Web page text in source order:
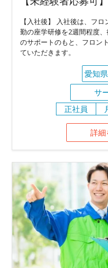
【入社後】 入社後は、フ
勤の座学研修を2週間程度
のサポートのもと、フロン
ていただきます。
愛知県
サ
正社員
詳細